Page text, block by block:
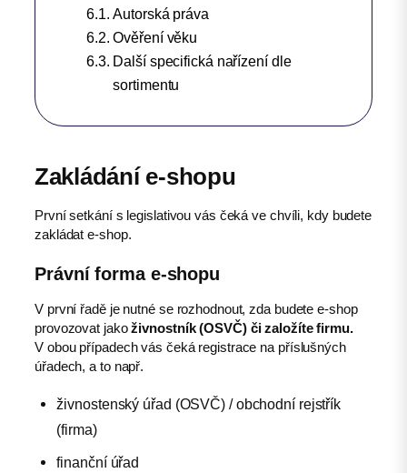
Autorská práva
Ověření věku
Další specifická nařízení dle
sortimentu
Zakládání e-shopu
První setkání s legislativou vás čeká ve chvíli, kdy budete
zakládat e-shop.
Právní forma e-shopu
V první řadě je nutné se rozhodnout, zda budete e-shop
provozovat jakoživnostník (OSVČ) či založíte firmu.
V obou případech vás čeká registrace na příslušných
úřadech, a to např.
živnostenský úřad (OSVČ) / obchodní rejstřík
(firma)
finanční úřad